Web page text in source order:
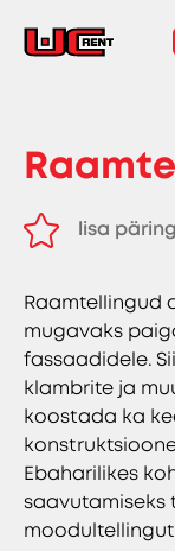
lisa
Raamtellingud
mugavaks
fassaadidele.
klambrite ja
koostada ka
Ebaharilikes
saavutamiseks